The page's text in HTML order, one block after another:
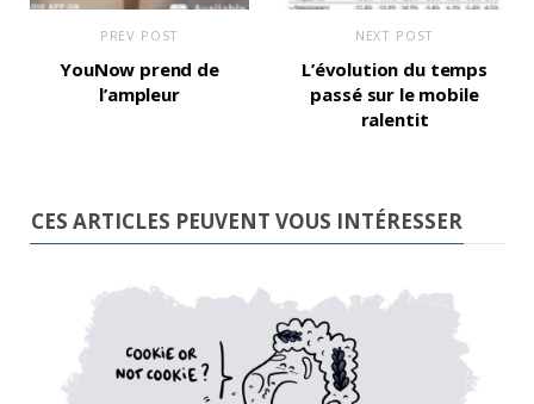
PREV POST
YouNow prend de
l’ampleur
NEXT POST
L’évolution du temps
passé sur le mobile
ralentit
CES ARTICLES PEUVENT VOUS INTÉRESSER